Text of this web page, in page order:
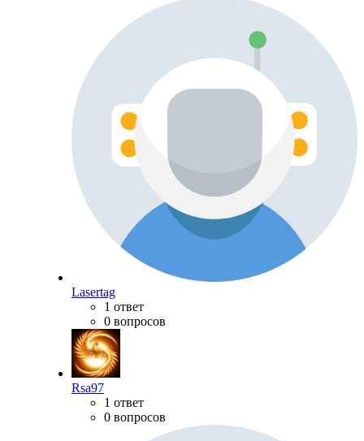
Lasertag
1 ответ
0 вопросов
Rsa97
1 ответ
0 вопросов